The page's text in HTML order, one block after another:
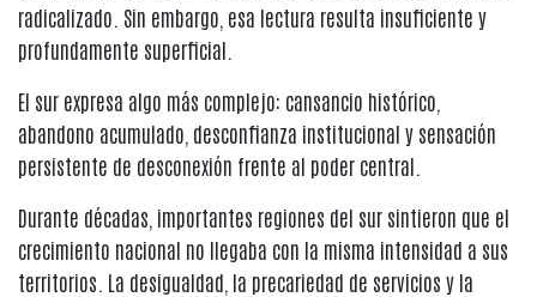
radicalizado. Sin embargo, esa lectura resulta insuficiente y
profundamente superficial.
El sur expresa algo más complejo: cansancio histórico,
abandono acumulado, desconfianza institucional y sensación
persistente de desconexión frente al poder central.
Durante décadas, importantes regiones del sur sintieron que el
crecimiento nacional no llegaba con la misma intensidad a sus
territorios. La desigualdad, la precariedad de servicios y la